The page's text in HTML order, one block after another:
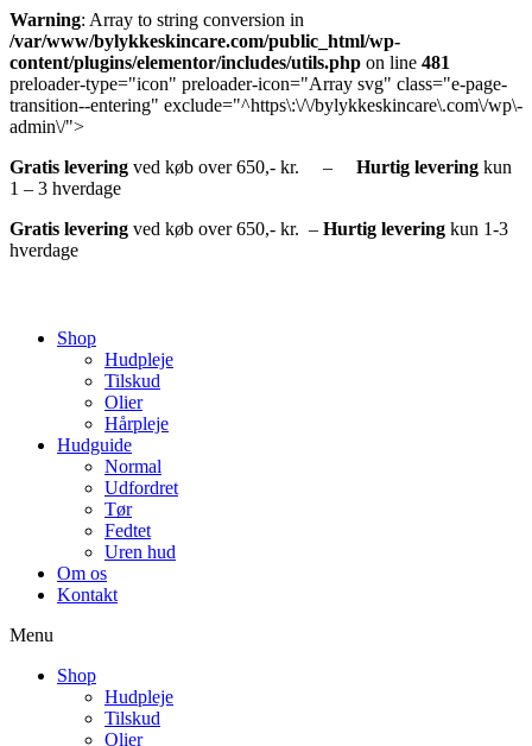
Warning: Array to string conversion in
/var/www/bylykkeskincare.com/public_html/wp-
content/plugins/elementor/includes/utils.php on line 481
preloader-type="icon" preloader-icon="Array svg" class="e-page-
transition--entering" exclude="^https\:\/\/bylykkeskincare\.com\/wp\-
admin\/">
Gratis levering ved køb over 650,- kr. – Hurtig levering kun
1 – 3 hverdage
Gratis levering ved køb over 650,- kr. – Hurtig levering kun 1-3
hverdage
Shop
Hudpleje
Tilskud
Olier
Hårpleje
Hudguide
Normal
Udfordret
Tør
Fedtet
Uren hud
Om os
Kontakt
Menu
Shop
Hudpleje
Tilskud
Olier